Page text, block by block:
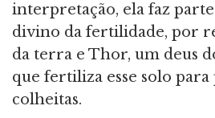
interpretação, ela faz
divino da fertilidade, por
da terra e Thor, um deus
que fertiliza esse solo
colheitas.